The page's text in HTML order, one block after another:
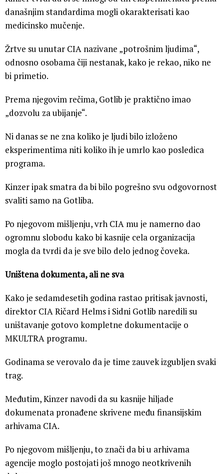
današnjim standardima mogli okarakterisati kao
medicinsko mučenje.
Žrtve su unutar CIA nazivane „potrošnim ljudima“,
odnosno osobama čiji nestanak, kako je rekao, niko ne
bi primetio.
Prema njegovim rečima, Gotlib je praktično imao
„dozvolu za ubijanje“.
Ni danas se ne zna koliko je ljudi bilo izloženo
eksperimentima niti koliko ih je umrlo kao posledica
programa.
Kinzer ipak smatra da bi bilo pogrešno svu odgovornost
svaliti samo na Gotliba.
Po njegovom mišljenju, vrh CIA mu je namerno dao
ogromnu slobodu kako bi kasnije cela organizacija
mogla da tvrdi da je sve bilo delo jednog čoveka.
Uništena dokumenta, ali ne sva
Kako je sedamdesetih godina rastao pritisak javnosti,
direktor CIA Ričard Helms i Sidni Gotlib naredili su
uništavanje gotovo kompletne dokumentacije o
MKULTRA programu.
Godinama se verovalo da je time zauvek izgubljen svaki
trag.
Međutim, Kinzer navodi da su kasnije hiljade
dokumenata pronađene skrivene među finansijskim
arhivama CIA.
Po njegovom mišljenju, to znači da bi u arhivama
agencije moglo postojati još mnogo neotkrivenih